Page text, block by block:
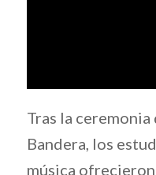
Tras la ceremonia
Bandera, los
música